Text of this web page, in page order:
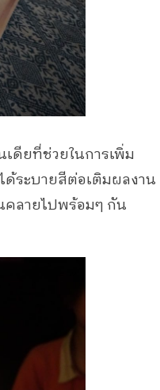
เดียที่ช่วยในการเพิ่ม
ด้ระบายสีต่อเติมผลงาน
คลายไปพร้อมๆ กัน